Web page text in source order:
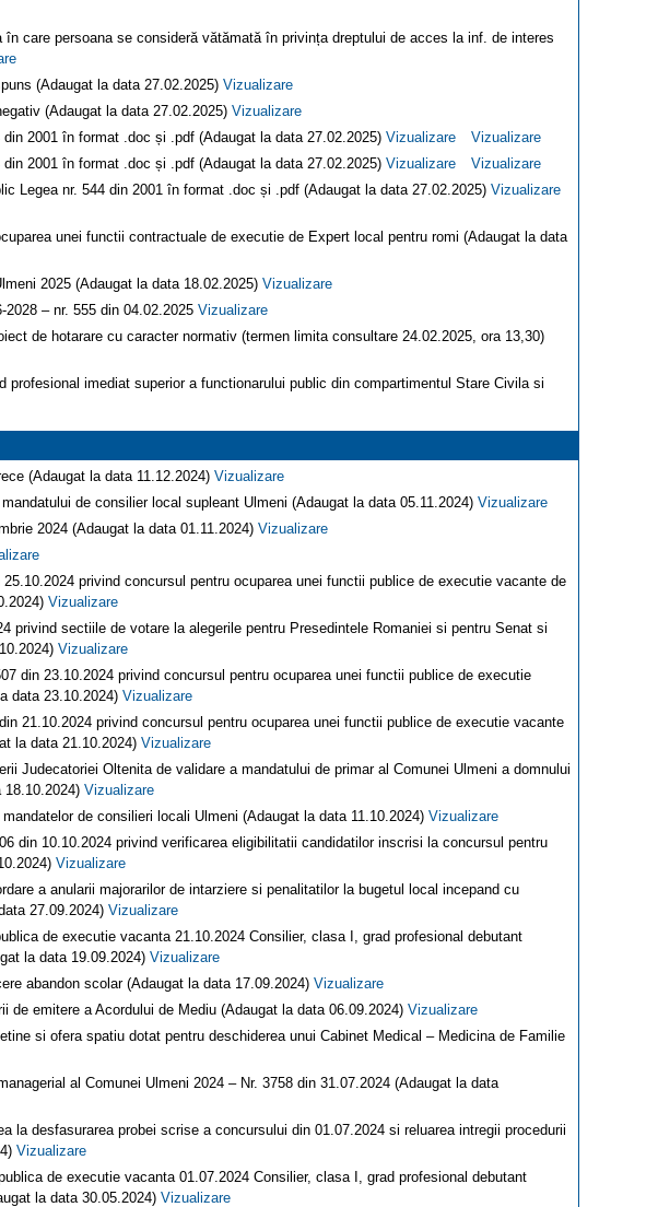
care persoana se consideră vătămată în privința dreptului de acces la inf. de interes
(Adaugat la data 27.02.2025) Vizualizare
(Adaugat la data 27.02.2025) Vizualizare
2001 în format .doc și .pdf (Adaugat la data 27.02.2025) Vizualizare
Vizualizare
2001 în format .doc și .pdf (Adaugat la data 27.02.2025) Vizualizare
Vizualizare
Legea nr. 544 din 2001 în format .doc și .pdf (Adaugat la data 27.02.2025) Vizualizare
unei functii contractuale de executie de Expert local pentru romi (Adaugat la data
2025 (Adaugat la data 18.02.2025) Vizualizare
– nr. 555 din 04.02.2025 Vizualizare
de hotarare cu caracter normativ (termen limita consultare 24.02.2025, ora 13,30)
profesional imediat superior a functionarului public din compartimentul Stare Civila si
(Adaugat la data 11.12.2024) Vizualizare
de consilier local supleant Ulmeni (Adaugat la data 05.11.2024) Vizualizare
2024 (Adaugat la data 01.11.2024) Vizualizare
privind concursul pentru ocuparea unei functii publice de executie vacante de
Vizualizare
privind sectiile de votare la alegerile pentru Presedintele Romaniei si pentru Senat si
Vizualizare
din 23.10.2024 privind concursul pentru ocuparea unei functii publice de executie
data 23.10.2024) Vizualizare
21.10.2024 privind concursul pentru ocuparea unei functii publice de executie vacante
la data 21.10.2024) Vizualizare
Judecatoriei Oltenita de validare a mandatului de primar al Comunei Ulmeni a domnului
18.10.2024) Vizualizare
de consilieri locali Ulmeni (Adaugat la data 11.10.2024) Vizualizare
din 10.10.2024 privind verificarea eligibilitatii candidatilor inscrisi la concursul pentru
Vizualizare
a anularii majorarilor de intarziere si penalitatilor la bugetul local incepand cu
27.09.2024) Vizualizare
de executie vacanta 21.10.2024 Consilier, clasa I, grad profesional debutant
la data 19.09.2024) Vizualizare
abandon scolar (Adaugat la data 17.09.2024) Vizualizare
de emitere a Acordului de Mediu (Adaugat la data 06.09.2024) Vizualizare
si ofera spatiu dotat pentru deschiderea unui Cabinet Medical – Medicina de Familie
al Comunei Ulmeni 2024 – Nr. 3758 din 31.07.2024 (Adaugat la data
la desfasurarea probei scrise a concursului din 01.07.2024 si reluarea intregii procedurii
Vizualizare
de executie vacanta 01.07.2024 Consilier, clasa I, grad profesional debutant
la data 30.05.2024) Vizualizare